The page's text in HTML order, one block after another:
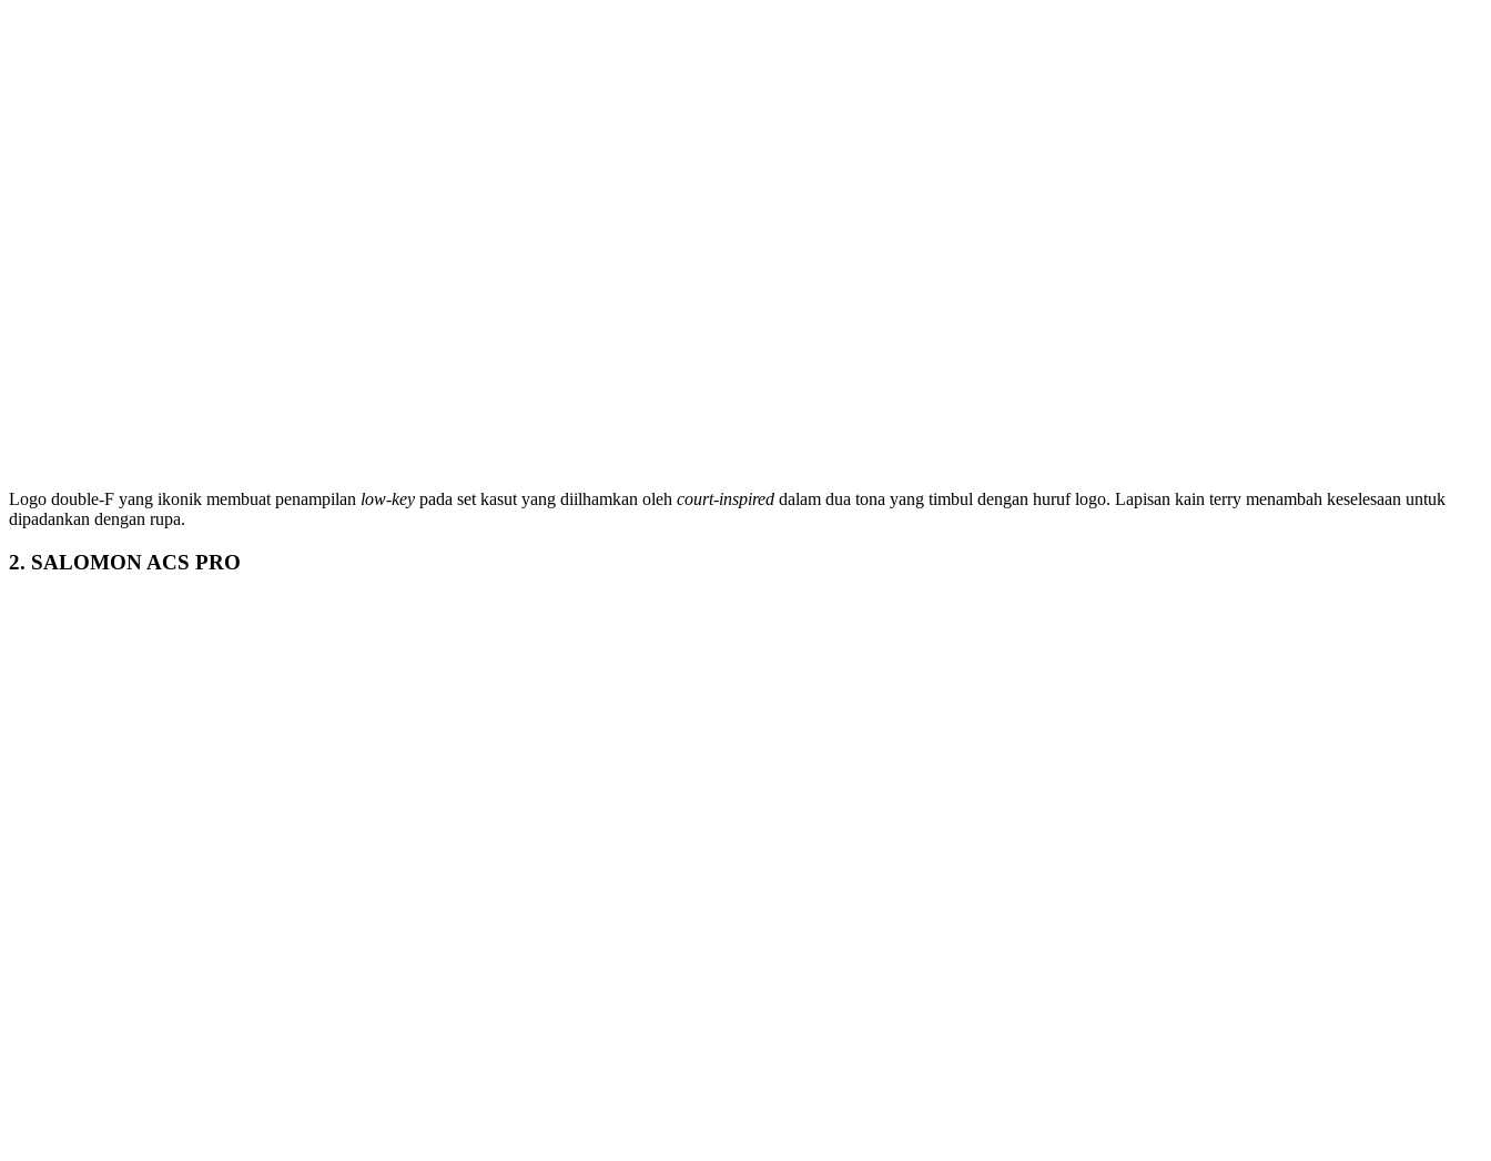
Logo double-F yang ikonik membuat penampilan low-key pada set kasut yang diilhamkan oleh court-inspired dalam dua tona yang timbul dengan huruf logo. Lapisan kain terry menambah keselesaan untuk
dipadankan dengan rupa.
2. SALOMON ACS PRO